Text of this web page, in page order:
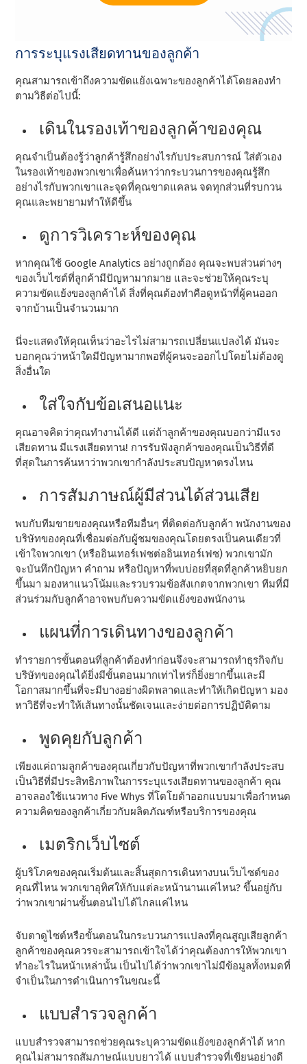
การระบุแรงเสียดทานของลูกค้า
คุณสามารถเข้าถึงความขัดแย้งเฉพาะของลูกค้าได้โดยลองทํา
ตามวิธีต่อไปนี้:
เดินในรองเท้าของลูกค้าของคุณ
คุณจําเป็นต้องรู้ว่าลูกค้ารู้สึกอย่างไรกับประสบการณ์ ใส่ตัวเอง
ในรองเท้าของพวกเขาเพื่อค้นหาว่ากระบวนการของคุณรู้สึก
อย่างไรกับพวกเขาและจุดที่คุณขาดแคลน จดทุกส่วนที่รบกวน
คุณและพยายามทําให้ดีขึ้น
ดูการวิเคราะห์ของคุณ
หากคุณใช้ Google Analytics อย่างถูกต้อง คุณจะพบส่วนต่างๆ
ของเว็บไซต์ที่ลูกค้ามีปัญหามากมาย และจะช่วยให้คุณระบุ
ความขัดแย้งของลูกค้าได้ สิ่งที่คุณต้องทําคือดูหน้าที่ผู้คนออก
จากบ้านเป็นจํานวนมาก
นี่จะแสดงให้คุณเห็นว่าอะไรไม่สามารถเปลี่ยนแปลงได้ มันจะ
บอกคุณว่าหน้าใดมีปัญหามากพอที่ผู้คนจะออกไปโดยไม่ต้องดู
สิ่งอื่นใด
ใส่ใจกับข้อเสนอแนะ
คุณอาจคิดว่าคุณทํางานได้ดี แต่ถ้าลูกค้าของคุณบอกว่ามีแรง
เสียดทาน มีแรงเสียดทาน! การรับฟังลูกค้าของคุณเป็นวิธีที่ดี
ที่สุดในการค้นหาว่าพวกเขากําลังประสบปัญหาตรงไหน
การสัมภาษณ์ผู้มีส่วนได้ส่วนเสีย
พบกับทีมขายของคุณหรือทีมอื่นๆ ที่ติดต่อกับลูกค้า พนักงานของ
บริษัทของคุณที่เชื่อมต่อกับผู้ชมของคุณโดยตรงเป็นคนเดียวที่
เข้าใจพวกเขา (หรืออินเทอร์เฟซต่ออินเทอร์เฟซ) พวกเขามัก
จะบันทึกปัญหา คําถาม หรือปัญหาที่พบบ่อยที่สุดที่ลูกค้าหยิบยก
ขึ้นมา มองหาแนวโน้มและรวบรวมข้อสังเกตจากพวกเขา ทีมที่มี
ส่วนร่วมกับลูกค้าอาจพบกับความขัดแย้งของพนักงาน
แผนที่การเดินทางของลูกค้า
ทํารายการขั้นตอนที่ลูกค้าต้องทําก่อนจึงจะสามารถทําธุรกิจกับ
บริษัทของคุณได้ยิ่งมีขั้นตอนมากเท่าไหร่ก็ยิ่งยากขึ้นและมี
โอกาสมากขึ้นที่จะมีบางอย่างผิดพลาดและทําให้เกิดปัญหา มอง
หาวิธีที่จะทําให้เส้นทางนั้นชัดเจนและง่ายต่อการปฏิบัติตาม
พูดคุยกับลูกค้า
เพียงแค่ถามลูกค้าของคุณเกี่ยวกับปัญหาที่พวกเขากําลังประสบ
เป็นวิธีที่มีประสิทธิภาพในการระบุแรงเสียดทานของลูกค้า คุณ
อาจลองใช้แนวทาง Five Whys ที่โตโยต้าออกแบบมาเพื่อกําหนด
ความคิดของลูกค้าเกี่ยวกับผลิตภัณฑ์หรือบริการของคุณ
เมตริกเว็บไซต์
ผู้บริโภคของคุณเริ่มต้นและสิ้นสุดการเดินทางบนเว็บไซต์ของ
คุณที่ไหน พวกเขาอุทิศให้กับแต่ละหน้านานแค่ไหน? ขึ้นอยู่กับ
ว่าพวกเขาผ่านขั้นตอนไปได้ไกลแค่ไหน
จับตาดูไซต์หรือขั้นตอนในกระบวนการแปลงที่คุณสูญเสียลูกค้า
ลูกค้าของคุณควรจะสามารถเข้าใจได้ว่าคุณต้องการให้พวกเขา
ทําอะไรในหน้าเหล่านั้น เป็นไปได้ว่าพวกเขาไม่มีข้อมูลทั้งหมดที่
จําเป็นในการดําเนินการในขณะนี้
แบบสํารวจลูกค้า
แบบสํารวจสามารถช่วยคุณระบุความขัดแย้งของลูกค้าได้ หาก
คุณไม่สามารถสัมภาษณ์แบบยาวได้ แบบสํารวจที่เขียนอย่างดี